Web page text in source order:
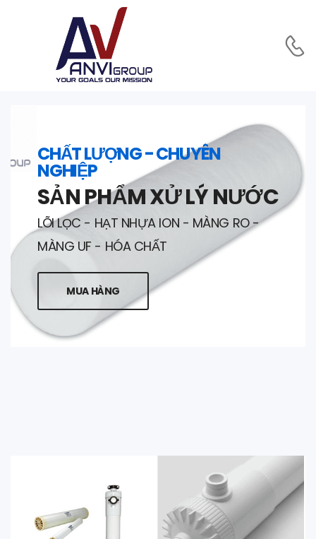
CHẤT LƯỢNG - CHUYÊN
NGHIỆP
SẢN PHẨM XỬ LÝ NƯỚC
LÕI LỌC - HẠT NHỰA ION - MÀNG RO -
MÀNG UF - HÓA CHẤT
MUA HÀNG